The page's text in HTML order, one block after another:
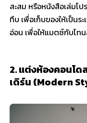
สะสม หรือหนังสือเล่มโ
ทึบ เพื่อเก็บของให้เป็นร
อ่อน เพื่อให้แมตซ์กับโท
2. แต่งห้องคอนโด
เดิร์น (Modern